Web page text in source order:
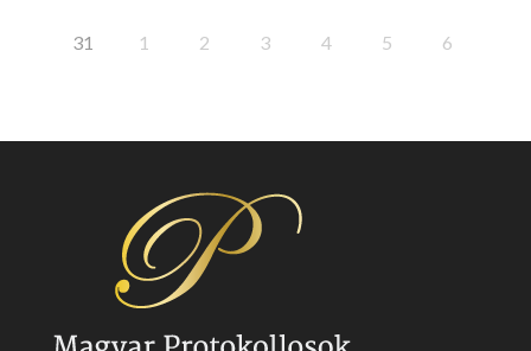
31 1 2 3 4 5 6